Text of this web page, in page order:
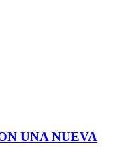
UNA NUEVA